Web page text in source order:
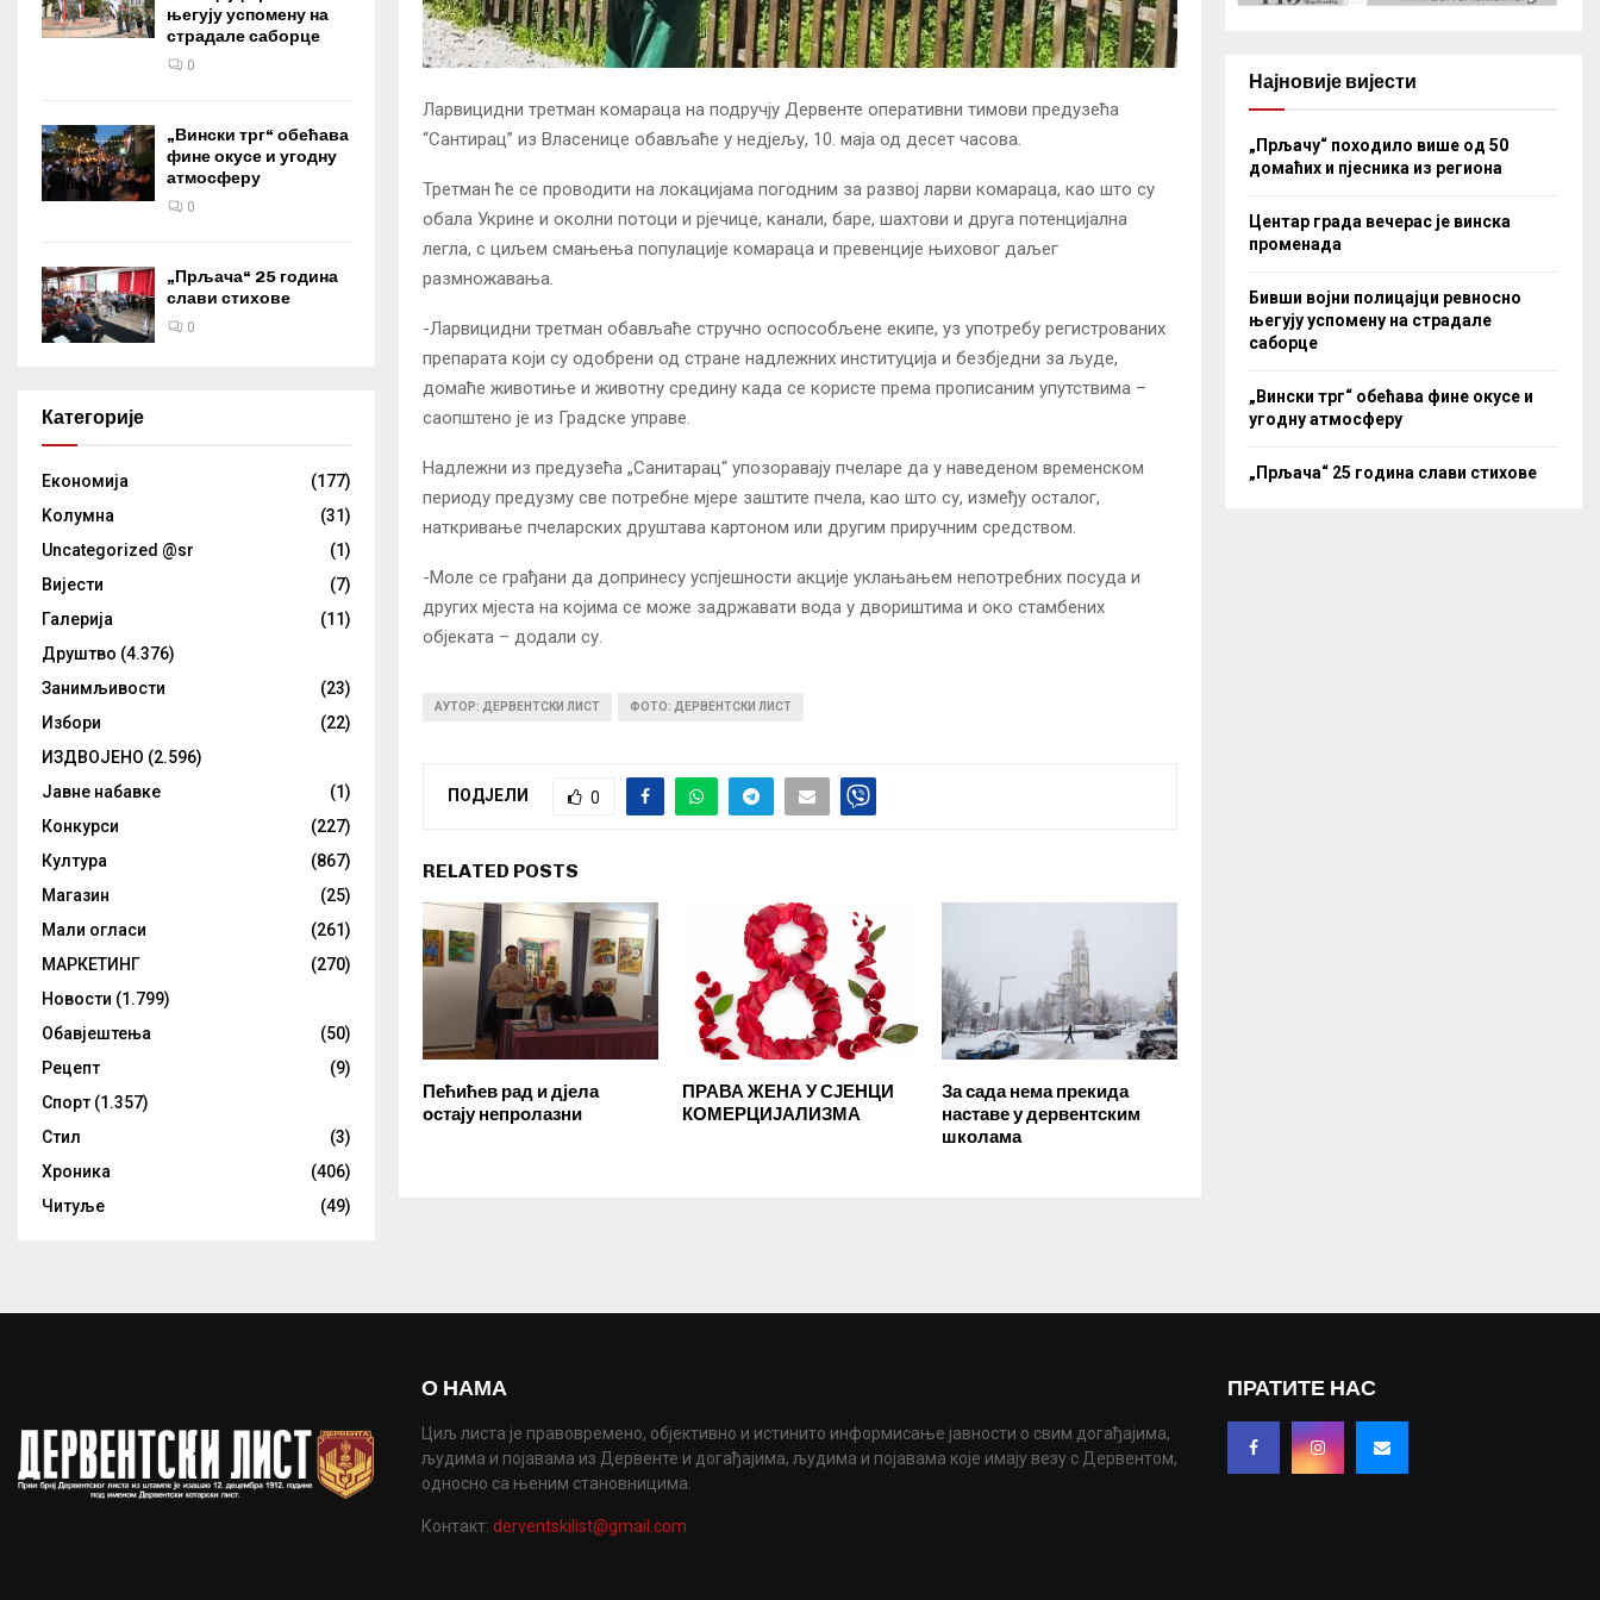
Ларвицидни третман комараца на подручју Дервенте оперативни тимови предузећа
“Сантирац” из Власенице обављаће у недјељу, 10. маја од десет часова.
Третман ће се проводити на локацијама погодним за развој ларви комараца, као што су
обала Укрине и околни потоци и рјечице, канали, баре, шахтови и друга потенцијална
легла, с циљем смањења популације комараца и превенције њиховог даљег
размножавања.
-Ларвицидни третман обављаће стручно оспособљене екипе, уз употребу регистрованих
препарата који су одобрени од стране надлежних институција и безбједни за људе,
домаће животиње и животну средину када се користе према прописаним упутствима –
саопштено је из Градске управе.
Надлежни из предузећа „Санитарац“ упозоравају пчеларе да у наведеном временском
периоду предузму све потребне мјере заштите пчела, као што су, између осталог,
наткривање пчеларских друштава картоном или другим приручним средством.
-Моле се грађани да допринесу успјешности акције уклањањем непотребних посуда и
других мјеста на којима се може задржавати вода у двориштима и око стамбених
објеката – додали су.
АУТОР: ДЕРВЕНТСКИ ЛИСТ ФОТО: ДЕРВЕНТСКИ ЛИСТ
ПОДЈЕЛИ 0
RELATED POSTS
Пећићев рад и дјела
остају непролазни
ПРАВА ЖЕНА У СЈЕНЦИ
КОМЕРЦИЈАЛИЗМА
За сада нема прекида
наставе у дервентским
школама
његују успомену на
страдале саборце
0
„Вински трг“ обећава
фине окусе и угодну
атмосферу
0
„Прљача“ 25 година
слави стихове
0
Категорије
Eкономија
(177)
Kолумнa
(31)
Uncategorized @sr
(1)
Вијести
(7)
Галерија
(11)
Друштво (4.376)
Занимљивости
(23)
Избори
(22)
ИЗДВОЈЕНО (2.596)
Јавне набавке
(1)
Конкурси
(227)
Култура
(867)
Магазин
(25)
Мали огласи
(261)
МАРКЕТИНГ
(270)
Новости (1.799)
Обавјештења
(50)
Рецепт
(9)
Спорт (1.357)
Стил
(3)
Хроника
(406)
Читуље
(49)
Најновије вијести
„Прљачу“ походило више од 50
домаћих и пјесника из региона
Центар града вечерас је винска
променада
Бивши војни полицајци ревносно
његују успомену на страдале
саборце
„Вински трг“ обећава фине окусе и
угодну атмосферу
„Прљача“ 25 година слави стихове
О НАМА
Циљ листа је правовремено, објективно и истинито информисање јавности о свим догађајима,
људима и појавама из Дервенте и догађајима, људима и појавама које имају везу с Дервентом,
односно са њеним становницима.
Контакт: derventskilist@gmail.com
ПРАТИТЕ НАС